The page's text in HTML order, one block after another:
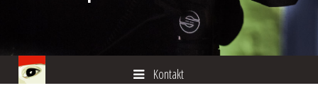
Kontakt